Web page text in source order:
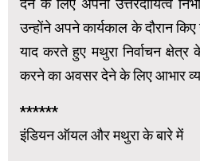
देने के लिए अपना उत्तरदायित्व
उन्होंने अपने कार्यकाल के दौरान किए
याद करते हुए मथुरा निर्वाचन
करने का अवसर देने के लिए आभार
******
इंडियन ऑयल और मथुरा के बारे में